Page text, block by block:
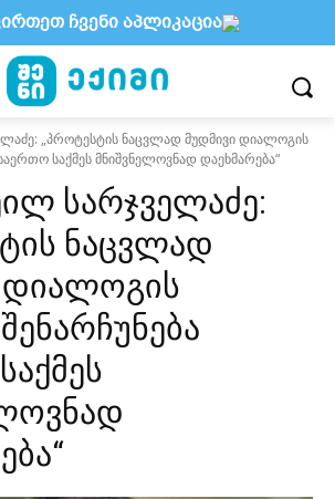
„პროტესტის ნაცვლად მუდმივი დიალოგის
საქმეს მნიშვნელოვნად დაეხმარება“
სარჯველაძე:
ნაცვლად
დიალოგის
ჩვენი აპლიკაცია